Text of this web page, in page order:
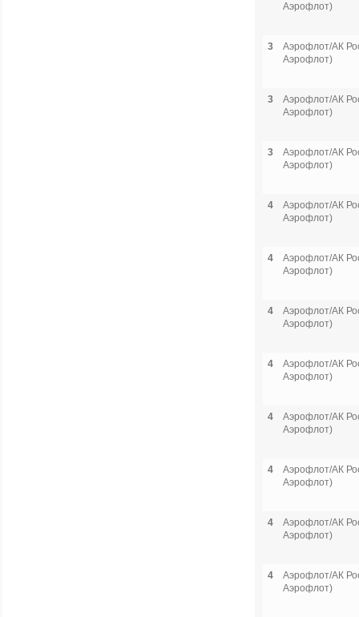
Аэрофлот)
3
Аэрофлот/АК
Аэрофлот)
3
Аэрофлот/АК
Аэрофлот)
3
Аэрофлот/АК
Аэрофлот)
4
Аэрофлот/АК
Аэрофлот)
4
Аэрофлот/АК
Аэрофлот)
4
Аэрофлот/АК
Аэрофлот)
4
Аэрофлот/АК
Аэрофлот)
4
Аэрофлот/АК
Аэрофлот)
4
Аэрофлот/АК
Аэрофлот)
4
Аэрофлот/АК
Аэрофлот)
4
Аэрофлот/АК
Аэрофлот)